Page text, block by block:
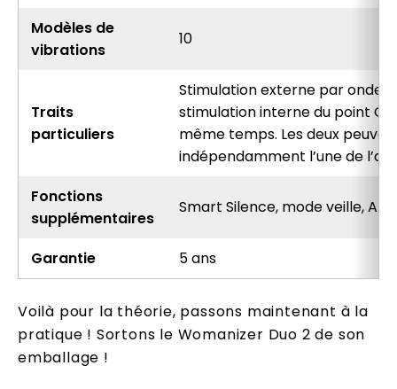
Modèles de
vibrations
10
Traits
particuliers
Stimulation externe par ondes
stimulation interne du point G
même temps. Les deux
indépendamment l’une de
Fonctions
supplémentaires
Smart Silence, mode veille,
Garantie 5 ans
Voilà pour la théorie, passons maintenant à la
pratique ! Sortons le Womanizer Duo 2 de son
emballage !